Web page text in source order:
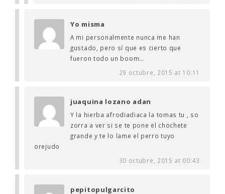
Yo misma
A mi personalmente nunca me han
gustado, pero sí que es cierto que
fueron todo un boom…
29 octubre, 2015 at 10:11
juaquina lozano adan
Y la hierba afrodiadiaca la tomas tu , so
zorra a ver si se te pone el chochete
grande y te lo lame el perro tuyo
orejudo
30 octubre, 2015 at 00:43
pepitopulgarcito